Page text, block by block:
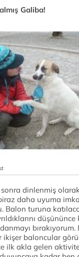
Galiba!
dinlenmiş
daha uyuma
Balon turuna
ikişer baloncular
ilk akla gelen